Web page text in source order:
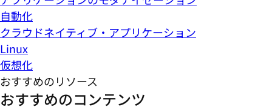
自動化
クラウドネイティブ・アプリケーション
Linux
仮想化
おすすめのリソース
おすすめのコンテンツ